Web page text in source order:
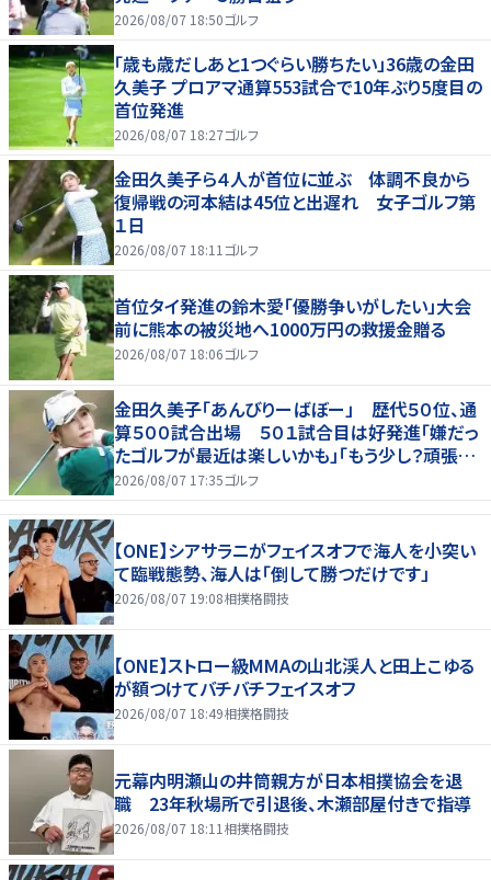
2026/08/07 18:50ゴルフ
「歳も歳だしあと1つぐらい勝ちたい」36歳の金田
久美子 プロアマ通算553試合で10年ぶり5度目の
首位発進
2026/08/07 18:27ゴルフ
金田久美子ら４人が首位に並ぶ 体調不良から
復帰戦の河本結は45位と出遅れ 女子ゴルフ第
１日
2026/08/07 18:11 ゴルフ
首位タイ発進の鈴木愛「優勝争いがしたい」大会
前に熊本の被災地へ1000万円の救援金贈る
2026/08/07 18:06ゴルフ
金田久美子「あんびりーばぼー」 歴代５０位、通
算５００試合出場 ５０１試合目は好発進「嫌だっ
たゴルフが最近は楽しいかも」「もう少し？頑張り
たいな」
2026/08/07 17:35ゴルフ
【ONE】シアサラニがフェイスオフで海人を小突い
て臨戦態勢、海人は「倒して勝つだけです」
2026/08/07 19:08相撲格闘技
【ONE】ストロー級MMAの山北渓人と田上こゆる
が額つけてバチバチフェイスオフ
2026/08/07 18:49相撲格闘技
元幕内明瀬山の井筒親方が日本相撲協会を退
職 23年秋場所で引退後、木瀬部屋付きで指導
2026/08/07 18:11 相撲格闘技